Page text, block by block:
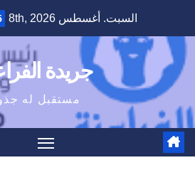
content
السبت. أغسطس 8th, 2026
جريدة
مستقبل له